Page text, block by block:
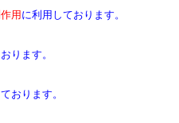
用 に利用しております。
ります。
おります。